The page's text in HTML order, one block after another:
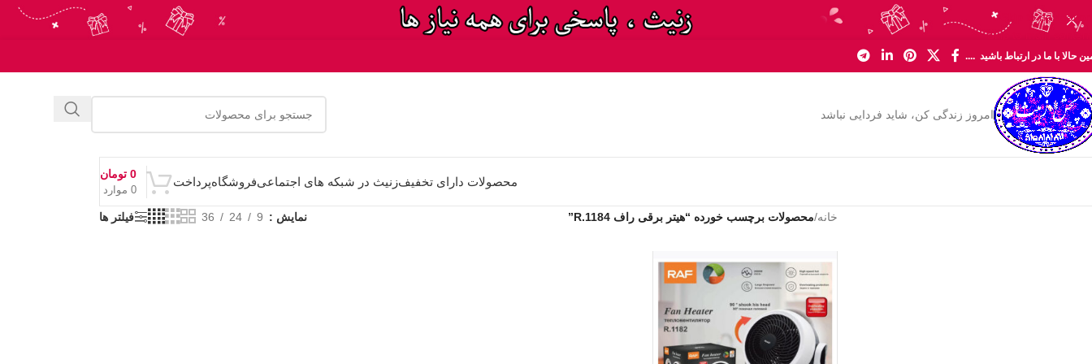
Skip to navigation
Skip to main content
حالا با ما در ارتباط باشید ....
امروز زندگی کن، شاید فردایی نباشد
محصولات دارای تخفیفزنیث در شبکه های اجتماعیفروشگاهپرداخت
0 موارد
0 تومان
خانه/محصولات برچسب خورده “هیتر برقی راف R.1184” نمایش 9
24
36 فیلتر ها